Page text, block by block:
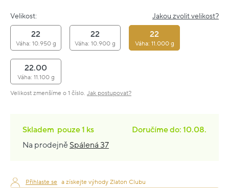
Velikost: Jakou zvolit velikost?
22
Váha: 10.950 g
22
Váha: 10.900 g
22
Váha: 11.000 g
22.00
Váha: 11.100 g
Velikost zmenšíme o 1 číslo. Jak postupovat?
Skladem pouze1 ks
Doručíme do: 10.08.
Na prodejně Spálená 37
Přihlaste se a získejte výhody Zlaton Clubu